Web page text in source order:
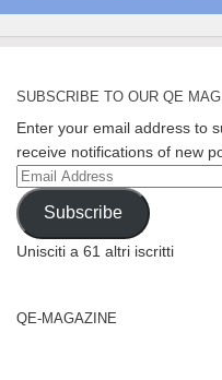
SUBSCRIBE TO OUR QE MAG
Enter your email address to
receive notifications of new
Email
Address
Subscribe
Unisciti a 61 altri iscritti
QE-MAGAZINE